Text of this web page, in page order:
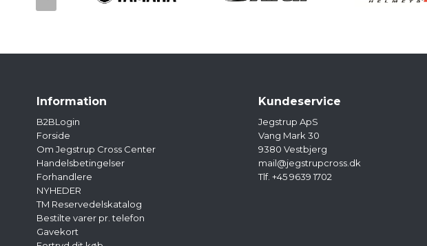
Information
B2BLogin
Forside
Om Jegstrup Cross Center
Handelsbetingelser
Forhandlere
NYHEDER
TM Reservedelskatalog
Bestilte varer pr. telefon
Gavekort
Kundeservice
Jegstrup ApS
Vang Mark 30
9380 Vestbjerg
mail@jegstrupcross.dk
Tlf. +45 9639 1702